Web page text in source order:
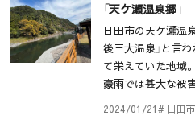
「天ケ瀬温泉郷」
日田市の天ケ瀬温
後三大温泉」と言
て栄えていた地域
豪雨では甚大な被
2024/01/21# 日田市